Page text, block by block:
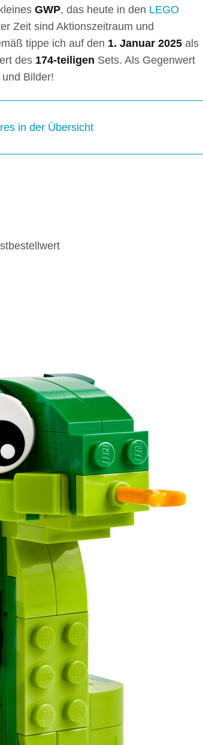
GWP, das heute in den LEGO
Zeit sind Aktionszeitraum und
tippe ich auf den 1. Januar 2025 als
des 174-teiligen Sets. Als Gegenwert
Bilder!
in der Übersicht